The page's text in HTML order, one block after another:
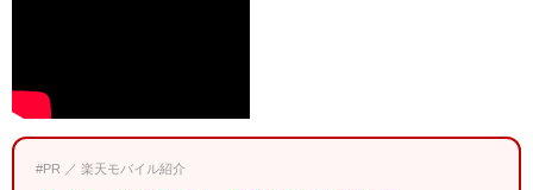
#PR ／ 楽天モバイル紹介